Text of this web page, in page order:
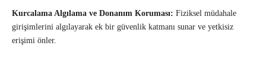
Kurcalama Algılama ve Donanım Koruması: Fiziksel müdahale
girişimlerini algılayarak ek bir güvenlik katmanı sunar ve yetkisiz
erişimi önler.